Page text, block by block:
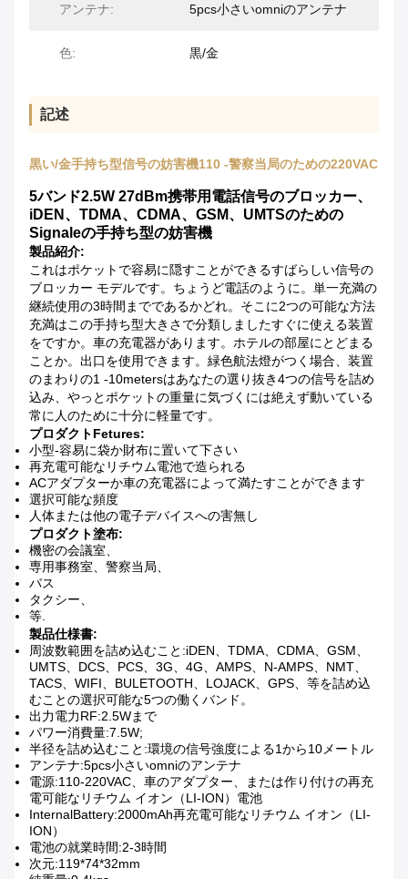
アンテナ: 5pcs小さいomniのアンテナ
色: 黒/金
記述
黒い/金手持ち型信号の妨害機110 -警察当局のための220VAC
5バンド2.5W 27dBm携帯用電話信号のブロッカー、
iDEN、TDMA、CDMA、GSM、UMTSのための
Signaleの手持ち型の妨害機
製品紹介:
これはポケットで容易に隠すことができるすばらしい信号の
ブロッカー モデルです。ちょうど電話のように。単一充満の
継続使用の3時間までであるかどれ。そこに2つの可能な方法
充満はこの手持ち型大きさで分類しましたすぐに使える装置
をですか。車の充電器があります。ホテルの部屋にとどまる
ことか。出口を使用できます。緑色航法燈がつく場合、装置
のまわりの1 -10metersはあなたの選り抜き4つの信号を詰め
込み、やっとポケットの重量に気づくには絶えず動いている
常に人のために十分に軽量です。
プロダクトFetures:
小型-容易に袋か財布に置いて下さい
再充電可能なリチウム電池で造られる
ACアダプターか車の充電器によって満たすことができます
選択可能な頻度
人体または他の電子デバイスへの害無し
プロダクト塗布:
機密の会議室、
専用事務室、警察当局、
バス
タクシー、
等.
製品仕様書:
周波数範囲を詰め込むこと:iDEN、TDMA、CDMA、GSM、
UMTS、DCS、PCS、3G、4G、AMPS、N-AMPS、NMT、
TACS、WIFI、BULETOOTH、LOJACK、GPS、等を詰め込
むことの選択可能な5つの働くバンド。
出力電力RF:2.5Wまで
パワー消費量:7.5W;
半径を詰め込むこと:環境の信号強度による1から10メートル
アンテナ:5pcs小さいomniのアンテナ
電源:110-220VAC、車のアダプター、または作り付けの再充
電可能なリチウム イオン（LI-ION）電池
InternalBattery:2000mAh再充電可能なリチウム イオン（LI-
ION）
電池の就業時間:2-3時間
次元:119*74*32mm